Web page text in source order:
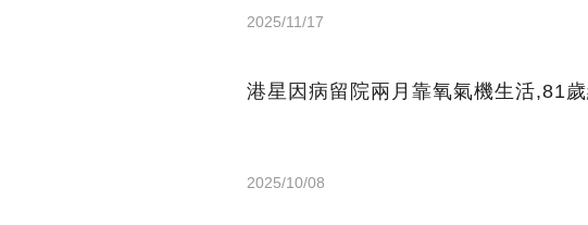
2025/11/17
港星因病留院兩月靠氧氣機生活,81
2025/10/08